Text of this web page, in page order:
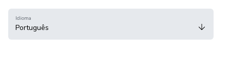
Idioma
Português